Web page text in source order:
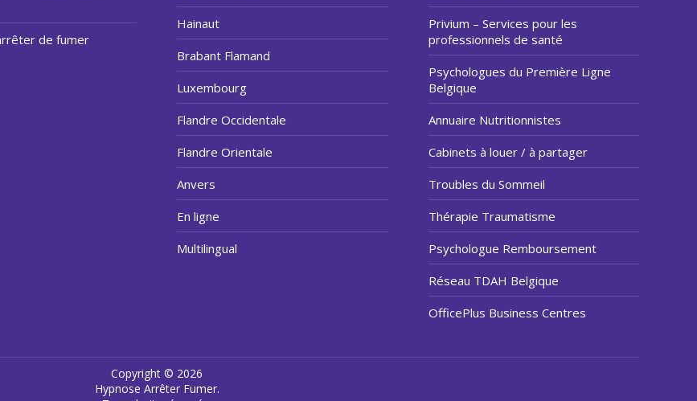
de fumer
Hainaut
Brabant Flamand
Luxembourg
Flandre Occidentale
Flandre Orientale
Anvers
En ligne
Multilingual
Privium – Services pour les
professionnels de santé
Psychologues du Première Ligne
Belgique
Annuaire Nutritionnistes
Cabinets à louer / à partager
Troubles du Sommeil
Thérapie Traumatisme
Psychologue Remboursement
Réseau TDAH Belgique
OfficePlus Business Centres
Copyright © 2026
Hypnose Arrêter Fumer.